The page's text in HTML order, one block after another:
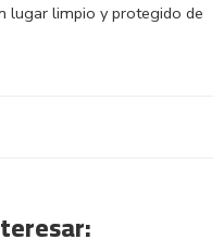
lugar limpio y protegido de